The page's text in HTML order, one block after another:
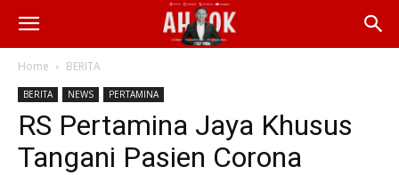
Home BERITA
BERITA NEWS PERTAMINA
RS Pertamina Jaya Khusus
Tangani Pasien Corona